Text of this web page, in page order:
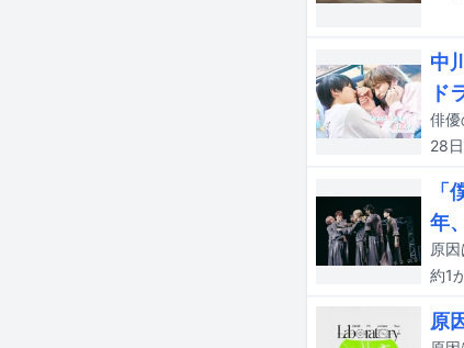
中
ド
28日
年
約1
原